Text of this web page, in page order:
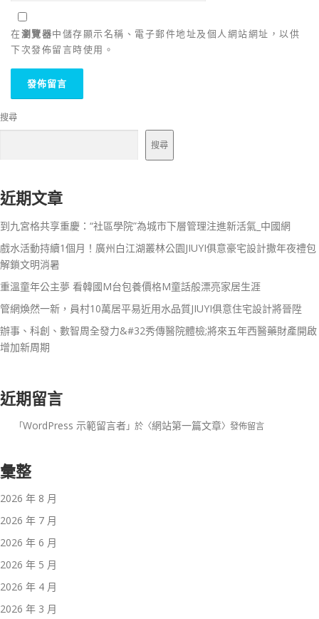
在瀏覽器中儲存顯示名稱、電子郵件地址及個人網站網址，以供
下次發佈留言時使用。
搜尋
搜尋
近期文章
到九宮格共享重慶：“社區學院”為城市下層管理注進新活氣_中國網
戲水活動持續1個月！廣州白江湖叢林公園JIUYI俱意豪宅設計撒年夜禮包
解鎖文明消暑
重溫童年公主夢 看韓國M台包養價格M童話般漂亮家居生涯
管網煥然一新，員村10萬居平易近用水品質JIUYI俱意住宅設計將晉陞
辦事、科創、數智周全發力&#32秀傳醫院體檢;將來五年西醫藥財產開啟
增加新周期
近期留言
「WordPress 示範留言者」於〈網站第一篇文章〉發佈留言
彙整
2026 年 8 月
2026 年 7 月
2026 年 6 月
2026 年 5 月
2026 年 4 月
2026 年 3 月